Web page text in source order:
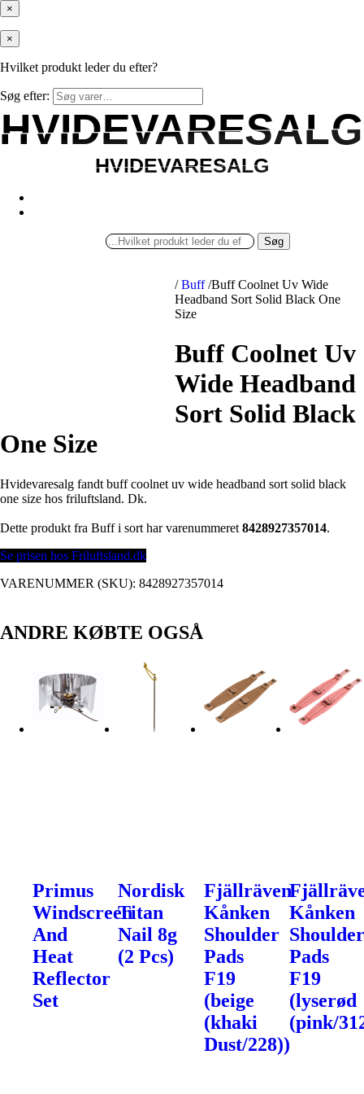
×
×
Hvilket produkt leder du efter?
Søg efter:
HVIDEVARESALG
HVIDEVARESALG
HVIDEVARESALG
HVIDEVARESALG
Søg
/ Buff /Buff Coolnet Uv Wide
Headband Sort Solid Black One
Size
Buff Coolnet Uv
Wide Headband
Sort Solid Black
One Size
Hvidevaresalg fandt buff coolnet uv wide headband sort solid black
one size hos friluftsland. Dk.
Dette produkt fra Buff i sort har varenummeret 8428927357014.
Se prisen hos Friluftsland.dk
VARENUMMER (SKU): 8428927357014
ANDRE KØBTE OGSÅ
Primus
Windscreen
And
Heat
Reflector
Set
Nordisk
Titan
Nail 8g
(2 Pcs)
Fjällräven
Kånken
Shoulder
Pads
F19
(beige
(khaki
Dust/228))
Kånken
Pads
F19
(lyserød
(pink/